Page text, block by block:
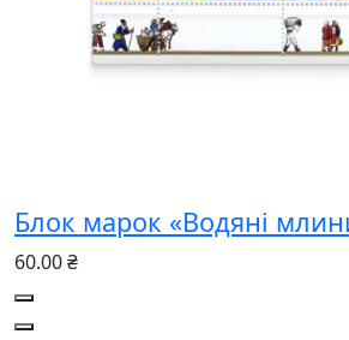
Блок марок «Водяні
60.00 ₴